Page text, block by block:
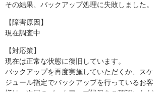
その結果、バックアップ処理に失敗しました。
【障害原因】
現在調査中
【対応策】
現在は正常な状態に復旧しています。
バックアップを再度実施していただくか、スケ
ジュール指定でバックアップを行っているお客
様は、次回のバックアップ状況をご確認いただ